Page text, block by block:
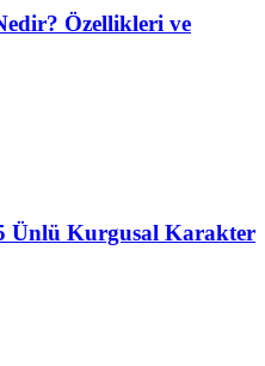
Özellikleri ve
Ünlü Kurgusal Karakter